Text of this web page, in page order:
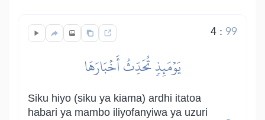
4:99
يَوۡمَئِذٖ تُحَدِّثُ أَخۡبَارَهَا
Siku hiyo (siku ya kiama) ardhi itatoa
habari ya mambo iliyofanyiwa ya uzuri